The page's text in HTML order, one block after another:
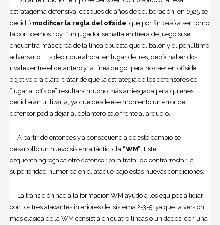
estratagema defensiva; después de años de deliberación, en 1925 se
decidió modificar la regla del offside , que por fin pasó a ser como
la conocemos hoy: “un jugador se halla en fuera de juego si se
encuentra más cerca de la línea opuesta que el balón y el penúltimo
adversario”. Es decir que ahora, en lugar de tres, debía haber dos
rivales entre el delantero y la línea de gol para no caer en offside. El
objetivo era claro: tratar de que la estrategia de los defensores de
“jugar al offside” resultara mucho más arriesgada para quienes
decidieran utilizarla, ya que desde ese momento un error del
defensor podía dejar al delantero solo frente al arquero.
A partir de entonces y a consecuencia de este cambio se
desarrolló un nuevo sistema táctico: la “WM” . Este
esquema agregaba otro defensor para tratar de contrarrestar la
superioridad numérica en el ataque bajo estas nuevas condiciones.
La transición hacia la formación WM ayudó a los equipos a lidiar
con los tres atacantes interiores del sistema 2-3-5, ya que la versión
más clásica de la WM consistía en cuatro líneas o unidades, con una